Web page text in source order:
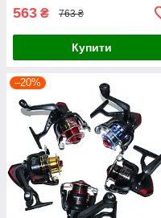
563 ₴ 763 ₴
Купити
–20%